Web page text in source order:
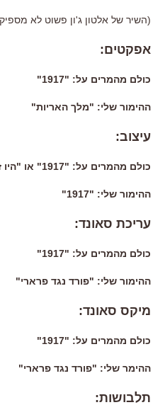
(השיר של אלטון ג'ון פשוט לא
אפקטים:
כולם מהמרים על: "1917"
ההימור שלי: "מלך האריות"
עיצוב:
כולם מהמרים על: "1917" או "היו זמנים בהוליווד"
ההימור שלי: "1917"
עריכת סאונד:
כולם מהמרים על: "1917"
ההימור שלי: "פורד נגד פרארי"
מיקס סאונד:
כולם מהמרים על: "1917"
ההימר שלי: "פורד נגד פרארי"
תלבושות: